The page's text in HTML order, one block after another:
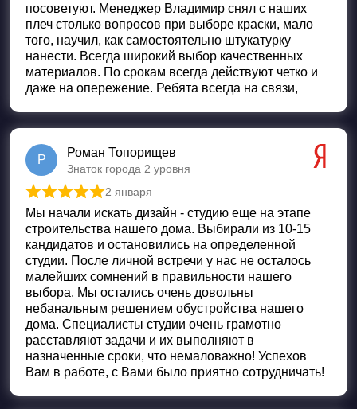
посоветуют. Менеджер Владимир снял с наших
плеч столько вопросов при выборе краски, мало
того, научил, как самостоятельно штукатурку
нанести. Всегда широкий выбор качественных
материалов. По срокам всегда действуют четко и
даже на опережение. Ребята всегда на связи,
Р
Роман Топорищев
Знаток города 2 уровня
Оценка 5из 5
2 января
Мы начали искать дизайн - студию еще на этапе
строительства нашего дома. Выбирали из 10-15
кандидатов и остановились на определенной
студии. После личной встречи у нас не осталось
малейших сомнений в правильности нашего
выбора. Мы остались очень довольны
небанальным решением обустройства нашего
дома. Специалисты студии очень грамотно
расставляют задачи и их выполняют в
назначенные сроки, что немаловажно! Успехов
Вам в работе, с Вами было приятно сотрудничать!